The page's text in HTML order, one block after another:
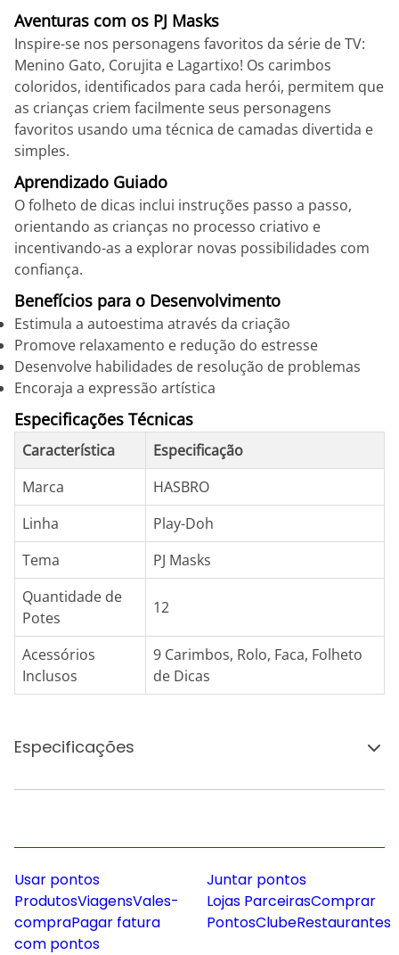
Aventuras com os PJ Masks
Inspire-se nos personagens favoritos da série de TV:
Menino Gato, Corujita e Lagartixo! Os carimbos
coloridos, identificados para cada herói, permitem que
as crianças criem facilmente seus personagens
favoritos usando uma técnica de camadas divertida e
simples.
Aprendizado Guiado
O folheto de dicas inclui instruções passo a passo,
orientando as crianças no processo criativo e
incentivando-as a explorar novas possibilidades com
confiança.
Benefícios para o Desenvolvimento
Estimula a autoestima através da criação
Promove relaxamento e redução do estresse
Desenvolve habilidades de resolução de problemas
Encoraja a expressão artística
Especificações Técnicas
Característica
Especificação
Marca
HASBRO
Linha
Play-Doh
Tema
PJ Masks
Quantidade de
Potes
12
Acessórios
Inclusos
9 Carimbos, Rolo, Faca, Folheto
de Dicas
Especificações
Usar pontos
ProdutosViagensVales-
compraPagar fatura
com pontos
Juntar pontos
Lojas ParceirasComprar
PontosClubeRestaurantes